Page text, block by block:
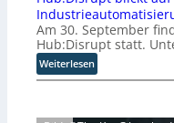
t
e
t
B
i
t
t
o
m
a
t
Z
ü
r
i
c
Am 30. September
Hub:Disrupt statt.
Weiterlesen:
H